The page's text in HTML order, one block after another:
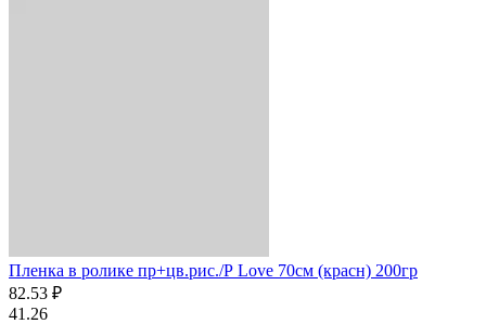
Пленка в ролике пр+цв.рис./Р Love 70см (красн) 200гр
82.53 ₽
41.26